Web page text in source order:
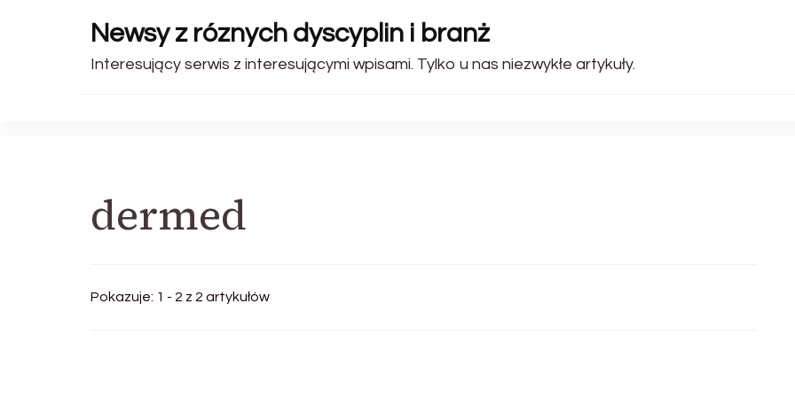
Newsy z róznych dyscyplin i branż
Interesujący serwis z interesującymi wpisami. Tylko u nas niezwykłe artykuły.
dermed
Pokazuje: 1 - 2 z 2 artykułów